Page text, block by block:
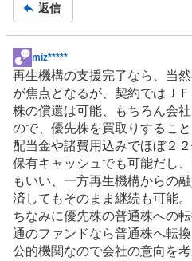
返信
掲
示
板
記
事
miz*****
再生機構の支援完了なら、当
が焦点となるが、契約ではＪ
株の償還は可能、もちろん会
ので、優先株を買取りするこ
配当金や諸費用込みでほぼ２
保有キャッシュでも可能だし
もいい、一方再生機構からの
済してもそのまま継続も可能。
ちなみに優先株の普通株への
通のファンドなら普通株へ転
公的機関なので会社の意向を